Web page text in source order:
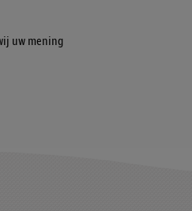
uw mening